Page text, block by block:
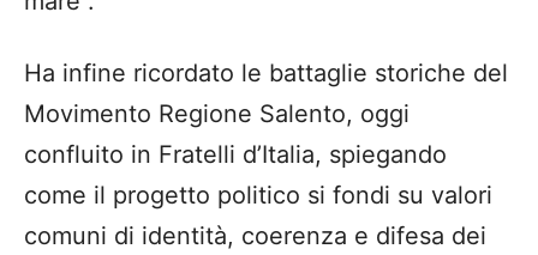
Ha infine ricordato le battaglie storiche del
Movimento Regione Salento, oggi
confluito in Fratelli d’Italia, spiegando
come il progetto politico si fondi su valori
comuni di identità, coerenza e difesa dei